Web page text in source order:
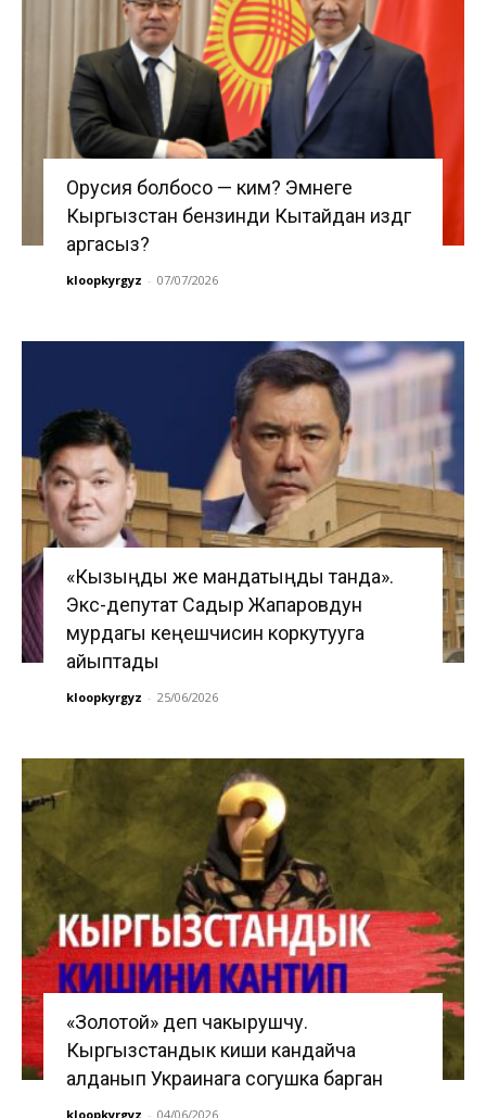
Орусия болбосо — ким? Эмнеге
Кыргызстан бензинди Кытайдан издөөгө
аргасыз?
kloopkyrgyz - 07/07/2026
«Кызыңды же мандатыңды танда».
Экс-депутат Садыр Жапаровдун
мурдагы кеңешчисин коркутууга
айыптады
kloopkyrgyz - 25/06/2026
«Золотой» деп чакырушчу.
Кыргызстандык киши кандайча
алданып Украинага согушка барган
kloopkyrgyz - 04/06/2026